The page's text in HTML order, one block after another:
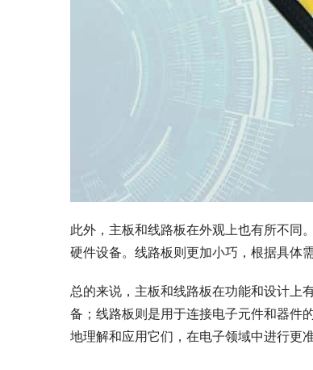
此外，主板和线路板在外观上也有所不同
硬件设备。线路板则更加小巧，根据具体
总的来说，主板和线路板在功能和设计上
备；线路板则是用于连接电子元件和器件
地理解和应用它们，在电子领域中进行更